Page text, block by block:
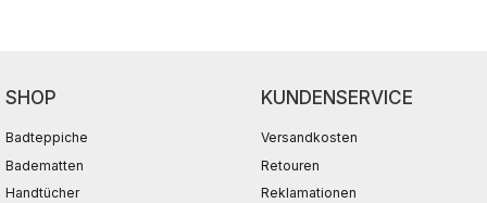
SHOP
Badteppiche
Badematten
Handtücher
KUNDENSERVICE
Versandkosten
Retouren
Reklamationen